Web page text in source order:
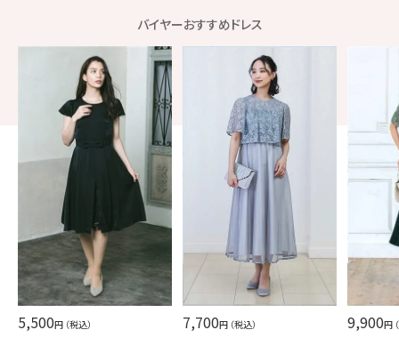
バイヤーおすすめドレス
5,500円 （税込） 7,700円 （税込） 9,900円